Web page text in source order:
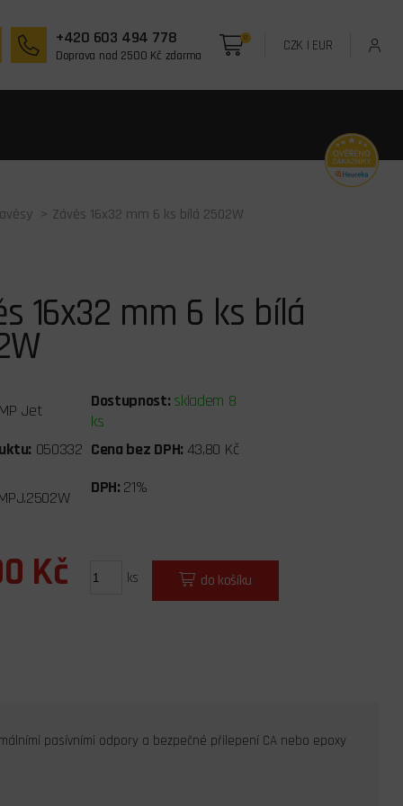
+420 603 494 778
Doprava nad 2500 Kč zdarma
0 CZK | EUR
> Závěs 16x32 mm 6 ks bílá 2502W
16x32 mm 6 ks bílá
Jet Dostupnost: skladem 8
ks
050332 Cena bez DPH: 43,80 Kč
DPH: 21%
Kč ks do košíku
pasívními odpory a bezpečné přilepení CA nebo epoxy